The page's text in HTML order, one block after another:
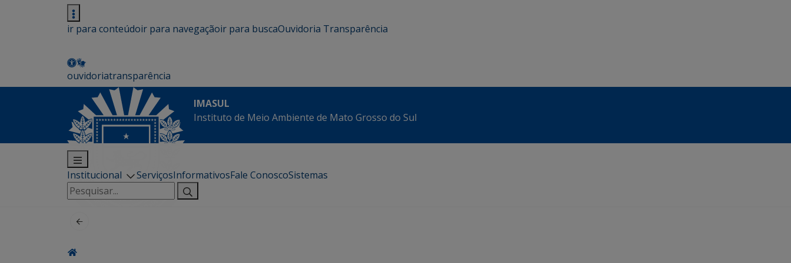
ir para conteúdoir para navegaçãoir para buscaOuvidoria Transparência
ouvidoriatransparência
IMASUL
Instituto de Meio Ambiente de Mato Grosso do Sul
Institucional ServiçosInformativosFale ConoscoSistemas
Pesquisar
por: